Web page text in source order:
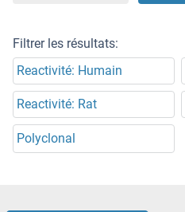
Filtrer les résultats:
Reactivité: Humain
Reactivité: Rat
Polyclonal